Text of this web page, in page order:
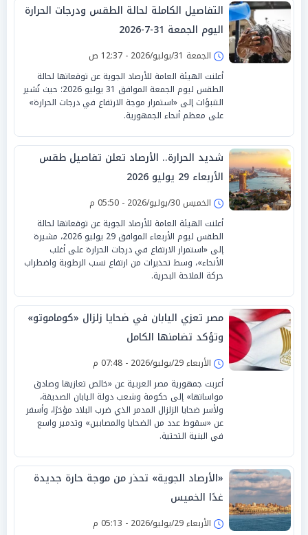
التفاصيل الكاملة لحالة الطقس ودرجات الحرارة
اليوم الجمعة 31-7-2026
الجمعة 31/يوليو/2026 - 12:37 ص
أعلنت الهيئة العامة للأرصاد الجوية عن توقعاتها لحالة
الطقس ليوم الجمعة الموافق 31 يوليو 2026؛ حيث تُشير
التنبؤات إلى «استمرار موجة الارتفاع في درجات الحرارة»
على معظم أنحاء الجمهورية.
شديد الحرارة.. الأرصاد تعلن تفاصيل طقس
الأربعاء 29 يوليو 2026
الخميس 30/يوليو/2026 - 05:50 م
أعلنت الهيئة العامة للأرصاد الجوية عن توقعاتها لحالة
الطقس ليوم الأربعاء الموافق 29 يوليو 2026، مشيرة
إلى «استمرار الارتفاع في درجات الحرارة على أغلب
الأنحاء»، وسط تحذيرات من ارتفاع نسب الرطوبة واضطراب
حركة الملاحة البحرية.
مصر تعزي اليابان في ضحايا زلزال «كوماموتو»
وتؤكد تضامنها الكامل
الأربعاء 29/يوليو/2026 - 07:48 م
أعربت جمهورية مصر العربية عن «خالص تعازيها وصادق
مواساتها» إلى حكومة وشعب دولة اليابان الصديقة،
ولأسر ضحايا الزلزال المدمر الذي ضرب البلاد مؤخرًا، وأسفر
عن «سقوط عدد من الضحايا والمصابين» وتدمير واسع
في البنية التحتية.
«الأرصاد الجوية» تحذر من موجة حارة جديدة
غدًا الخميس
الأربعاء 29/يوليو/2026 - 05:13 م